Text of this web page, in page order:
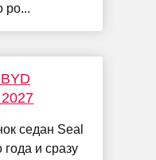
ро...
седан Seal
и сразу